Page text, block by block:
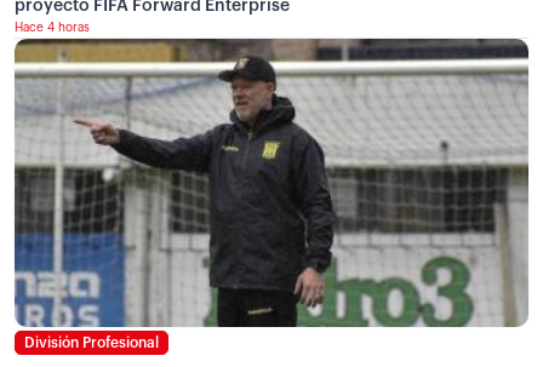
proyecto FIFA Forward Enterprise
Hace 4 horas
División Profesional